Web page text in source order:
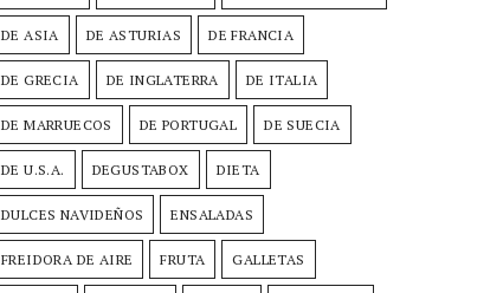
DE ASIA DE ASTURIAS DE FRANCIA
DE GRECIA DE INGLATERRA DE ITALIA
DE MARRUECOS DE PORTUGAL DE SUECIA
DE U.S.A. DEGUSTABOX DIETA
DULCES NAVIDEÑOS ENSALADAS
FREIDORA DE AIRE FRUTA GALLETAS